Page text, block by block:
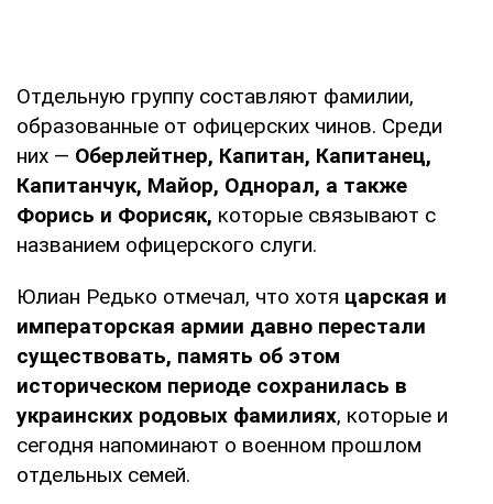
Отдельную группу составляют фамилии,
образованные от офицерских чинов. Среди
них — Оберлейтнер, Капитан, Капитанец,
Капитанчук, Майор, Однорал, а также
Форись и Форисяк, которые связывают с
названием офицерского слуги.
Юлиан Редько отмечал, что хотя царская и
императорская армии давно перестали
существовать, память об этом
историческом периоде сохранилась в
украинских родовых фамилиях, которые и
сегодня напоминают о военном прошлом
отдельных семей.